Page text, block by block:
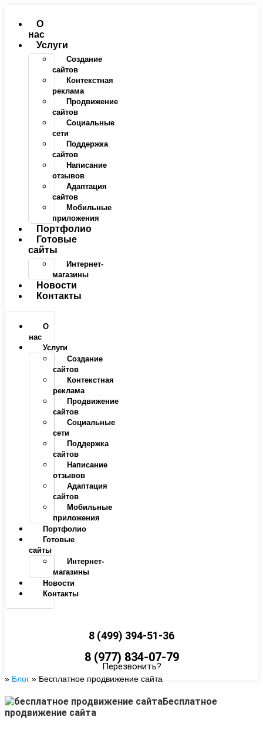
содержимому
О
нас
Услуги
Создание
сайтов
Контекстная
реклама
Продвижение
сайтов
Социальные
сети
Поддержка
сайтов
Написание
отзывов
Адаптация
сайтов
Мобильные
приложения
Портфолио
Готовые
сайты
Интернет-
магазины
Новости
Контакты
О
нас
Услуги
Создание
сайтов
Контекстная
реклама
Продвижение
сайтов
Социальные
сети
Поддержка
сайтов
Написание
отзывов
Адаптация
сайтов
Мобильные
приложения
Портфолио
Готовые
сайты
Интернет-
магазины
Новости
Контакты
8 (499) 394-51-36
8 (977) 834-07-79
Перезвонить?
» Блог » Бесплатное продвижение сайта
Бесплатное
продвижение сайта